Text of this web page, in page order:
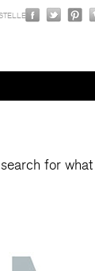
for what